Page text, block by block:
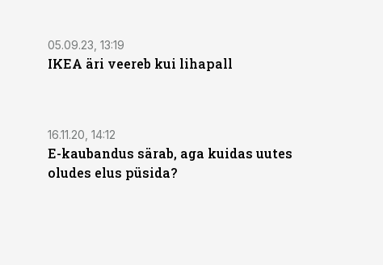
05.09.23, 13:19
IKEA äri veereb kui lihapall
16.11.20, 14:12
E-kaubandus särab, aga kuidas uutes
oludes elus püsida?